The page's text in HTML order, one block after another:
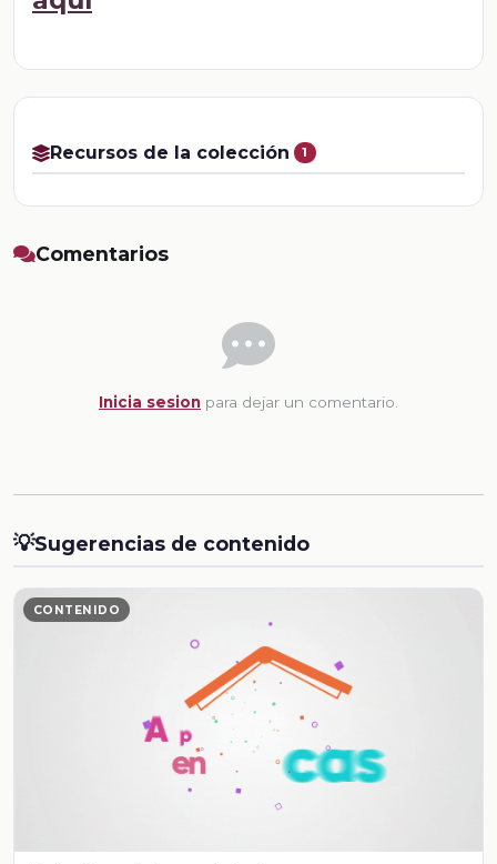
Recursos de la colección 1
Comentarios
Inicia sesion para dejar un comentario.
💡Sugerencias de contenido
CONTENIDO